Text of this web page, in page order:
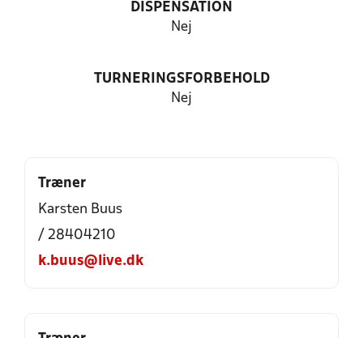
DISPENSATION
Nej
TURNERINGSFORBEHOLD
Nej
Træner
Karsten Buus
/ 28404210
k.buus@live.dk